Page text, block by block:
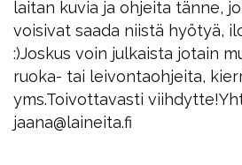
laitan kuvia ja ohjeita tänne,
voisivat saada niistä hyötyä,
:)Joskus voin julkaista jotain
ruoka- tai leivontaohjeita,
yms.Toivottavasti viihdytte!
jaana@laineita.fi